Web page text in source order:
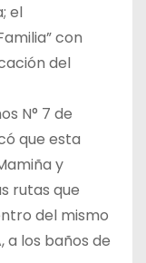
el
con
del
N° 7 de
que esta
y
rutas que
del mismo
a los baños de